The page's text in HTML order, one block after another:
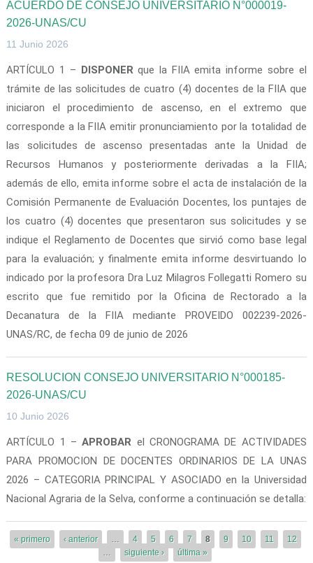
ACUERDO DE CONSEJO UNIVERSITARIO N°000019-
2026-UNAS/CU
11 Junio 2026
ARTÍCULO 1 – DISPONERque la FIIA emita informe sobre el
trámite de las solicitudes de cuatro (4) docentes de la FIIA que
iniciaron el procedimiento de ascenso, en el extremo que
corresponde a la FIIA emitir pronunciamiento por la totalidad de
las solicitudes de ascenso presentadas ante la Unidad de
Recursos Humanos y posteriormente derivadas a la FIIA;
además de ello, emita informe sobre el acta de instalación de la
Comisión Permanente de Evaluación Docentes, los puntajes de
los cuatro (4) docentes que presentaron sus solicitudes y se
indique el Reglamento de Docentes que sirvió como base legal
para la evaluación; y finalmente emita informe desvirtuando lo
indicado por la profesora Dra Luz Milagros Follegatti Romero su
escrito que fue remitido por la Oficina de Rectorado a la
Decanatura de la FIIA mediante PROVEIDO 002239-2026-
UNAS/RC, de fecha 09 de junio de 2026
RESOLUCION CONSEJO UNIVERSITARIO N°000185-
2026-UNAS/CU
10 Junio 2026
ARTÍCULO 1 –APROBAR el CRONOGRAMA DE ACTIVIDADES
PARA PROMOCION DE DOCENTES ORDINARIOS DE LA UNAS
2026 – CATEGORIA PRINCIPAL Y ASOCIADO en la Universidad
Nacional Agraria de la Selva, conforme a continuación se detalla:
Páginas
« primero ‹ anterior 4 5 6 7 8 9 10 11
12
siguiente › última »